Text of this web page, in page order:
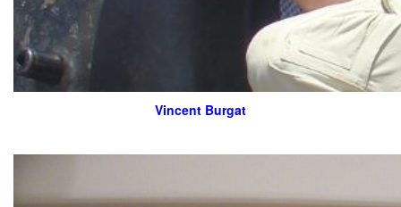
Vincent Burgat